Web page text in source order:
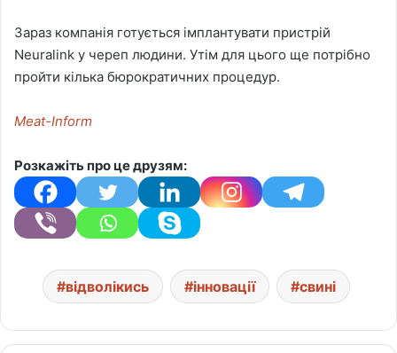
Зараз компанія готується імплантувати пристрій
Neuralink у череп людини. Утім для цього ще потрібно
пройти кілька бюрократичних процедур.
Meat-Inform
Розкажіть про це друзям:
відволікись інновації свині